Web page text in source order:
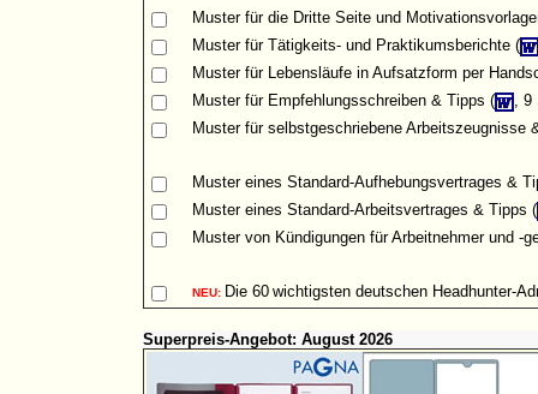
Musterfür die Dritte Seite und
Musterfür Tätigkeits- und Praktikumsberichte (
Musterfür Lebensläufe in Aufsatzform per
Muster für Empfehlungsschreiben & Tipps (
, 9
Muster für selbstgeschriebene Arbeitszeugnisse
Muster eines Standard-Aufhebungsvertrages &
Muster eines Standard-Arbeitsvertrages & Tipps (
Muster von Kündigungen für Arbeitnehmer und -
NEU: Die 60 wichtigsten deutschen Headhunter-
Superpreis-Angebot: August 2026